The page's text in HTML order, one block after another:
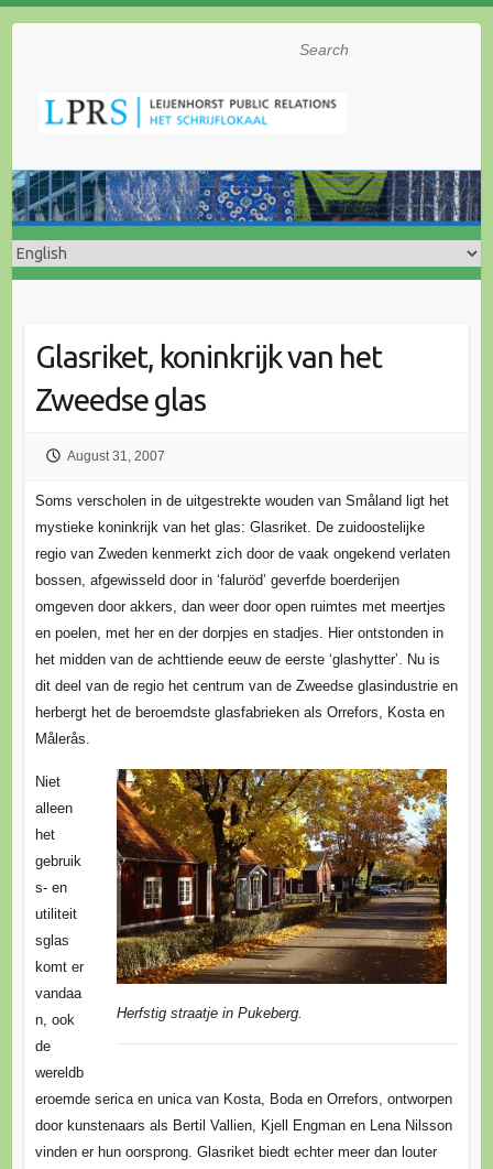
Search
Glasriket, koninkrijk van het
Zweedse glas
August 31, 2007
Soms verscholen in de uitgestrekte wouden van Småland ligt het
mystieke koninkrijk van het glas: Glasriket. De zuidoostelijke
regio van Zweden kenmerkt zich door de vaak ongekend verlaten
bossen, afgewisseld door in ‘faluröd’ geverfde boerderijen
omgeven door akkers, dan weer door open ruimtes met meertjes
en poelen, met her en der dorpjes en stadjes. Hier ontstonden in
het midden van de achttiende eeuw de eerste ‘glashytter’. Nu is
dit deel van de regio het centrum van de Zweedse glasindustrie en
herbergt het de beroemdste glasfabrieken als Orrefors, Kosta en
Målerås.
Herfstig straatje in Pukeberg.
Niet
alleen
het
gebruik
s- en
utiliteit
sglas
komt er
vandaa
n, ook
de
wereldb
eroemde serica en unica van Kosta, Boda en Orrefors, ontworpen
door kunstenaars als Bertil Vallien, Kjell Engman en Lena Nilsson
vinden er hun oorsprong. Glasriket biedt echter meer dan louter